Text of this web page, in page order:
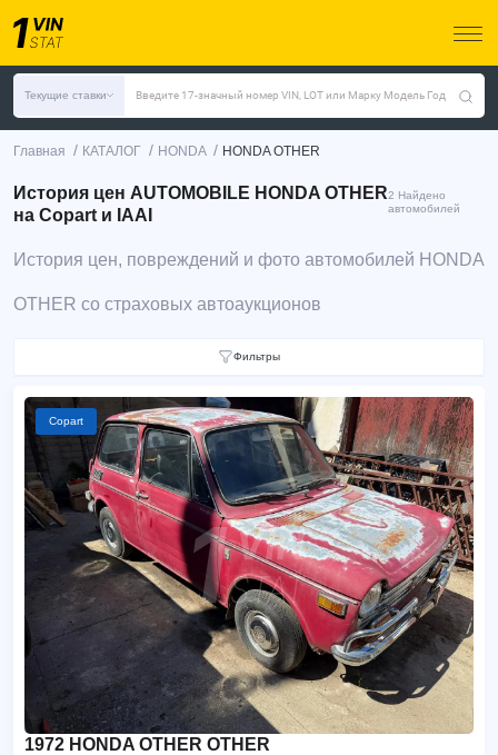
Текущие ставки Введите 17-значный номер VIN, LOT или Марку Модель Год
Главная / КАТАЛОГ / HONDA / HONDA OTHER
История цен AUTOMOBILE HONDA OTHER
на Copart и IAAI
2 Найдено
автомобилей
История цен, повреждений и фото автомобилей HONDA
OTHER со страховых автоаукционов
Фильтры
Copart
1972 HONDA OTHER OTHER